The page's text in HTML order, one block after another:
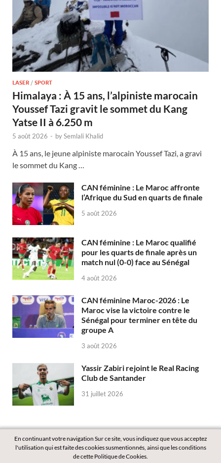
LASER / SPORT
Himalaya : À 15 ans, l’alpiniste marocain
Youssef Tazi gravit le sommet du Kang
Yatse II à 6.250 m
5 août 2026 - bySemlali Khalid
À 15 ans, le jeune alpiniste marocain Youssef Tazi, a gravi
le sommet du Kang …
CAN féminine : Le Maroc affronte
l’Afrique du Sud en quarts de finale
5 août 2026
CAN féminine : Le Maroc qualifié
pour les quarts de finale après un
match nul (0-0) face au Sénégal
4 août 2026
CAN féminine Maroc-2026 : Le
Maroc vise la victoire contre le
Sénégal pour terminer en tête du
groupe A
3 août 2026
Yassir Zabiri rejoint le Real Racing
Club de Santander
31 juillet 2026
En continuant votre navigation Sur ce site, vous indiquez que vous acceptez
l'utilisation qui est faite des cookies susmentionnés, ainsi que les conditions
de cette Politique de Cookies.